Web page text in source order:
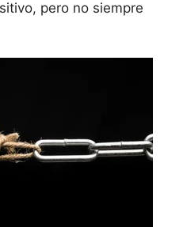
pero no siempre